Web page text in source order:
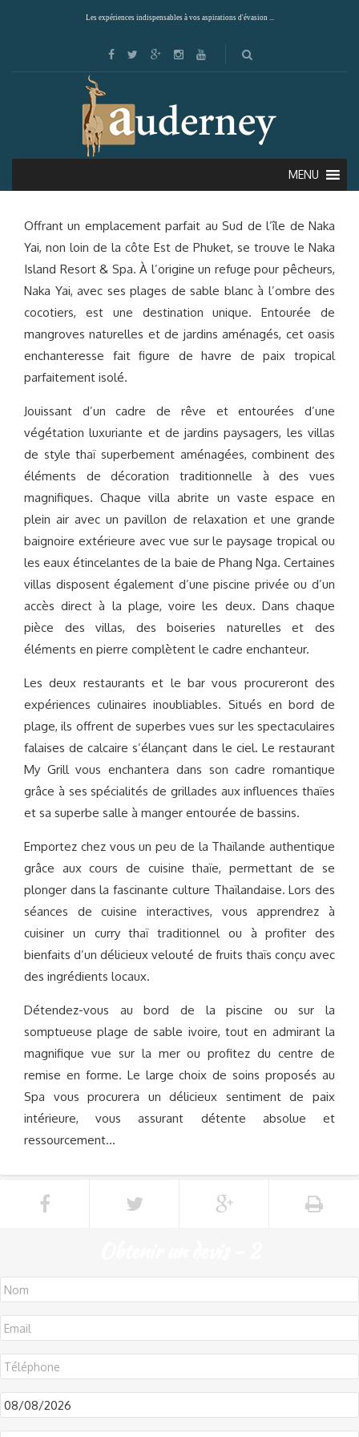
Les expériences indispensables à vos aspirations d'évasion ...
MENU
NAKA ISLAND (KOH NAKA YAI)
Offrant un emplacement parfait au Sud de l’île de Naka
Yai, non loin de la côte Est de Phuket, se trouve le Naka
Island Resort & Spa. À l’origine un refuge pour pêcheurs,
Naka Yai, avec ses plages de sable blanc à l’ombre des
cocotiers, est une destination unique. Entourée de
mangroves naturelles et de jardins aménagés, cet oasis
enchanteresse fait figure de havre de paix tropical
parfaitement isolé.
Jouissant d’un cadre de rêve et entourées d’une
végétation luxuriante et de jardins paysagers, les villas
de style thaï superbement aménagées, combinent des
éléments de décoration traditionnelle à des vues
magnifiques. Chaque villa abrite un vaste espace en
plein air avec un pavillon de relaxation et une grande
baignoire extérieure avec vue sur le paysage tropical ou
les eaux étincelantes de la baie de Phang Nga. Certaines
villas disposent également d’une piscine privée ou d’un
accès direct à la plage, voire les deux. Dans chaque
pièce des villas, des boiseries naturelles et des
éléments en pierre complètent le cadre enchanteur.
Les deux restaurants et le bar vous procureront des
expériences culinaires inoubliables. Situés en bord de
plage, ils offrent de superbes vues sur les spectaculaires
falaises de calcaire s’élançant dans le ciel. Le restaurant
My Grill vous enchantera dans son cadre romantique
grâce à ses spécialités de grillades aux influences thaïes
et sa superbe salle à manger entourée de bassins.
Emportez chez vous un peu de la Thaïlande authentique
grâce aux cours de cuisine thaïe, permettant de se
plonger dans la fascinante culture Thaïlandaise. Lors des
séances de cuisine interactives, vous apprendrez à
cuisiner un curry thaï traditionnel ou à profiter des
bienfaits d’un délicieux velouté de fruits thaïs conçu avec
des ingrédients locaux.
Détendez-vous au bord de la piscine ou sur la
somptueuse plage de sable ivoire, tout en admirant la
magnifique vue sur la mer ou profitez du centre de
remise en forme. Le large choix de soins proposés au
Spa vous procurera un délicieux sentiment de paix
intérieure, vous assurant détente absolue et
ressourcement…